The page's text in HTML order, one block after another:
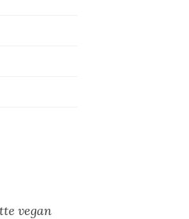
vegan